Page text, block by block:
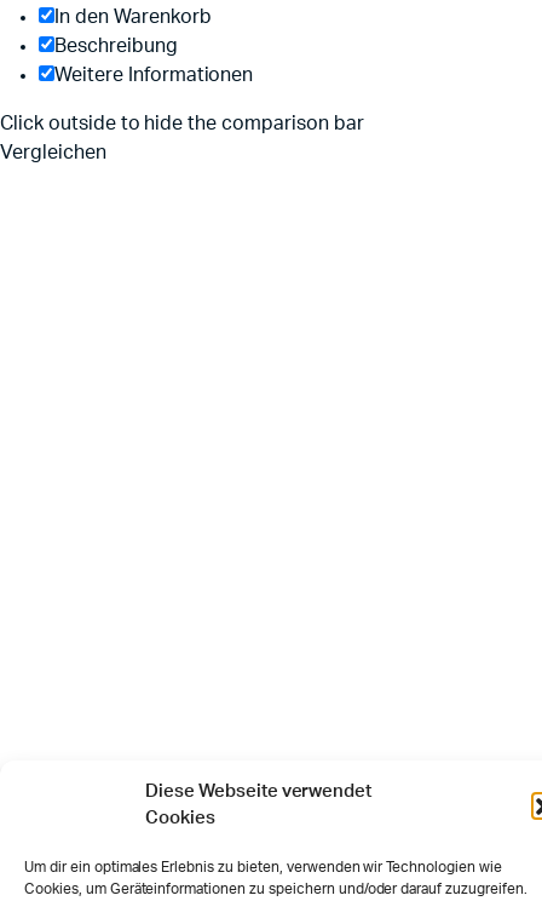
Diese Webseite verwendet
Cookies
Um dir ein optimales Erlebnis zu bieten, verwenden wir Technologien wie
Cookies, um Geräteinformationen zu speichern und/oder darauf zuzugreifen.
In den Warenkorb
Beschreibung
Weitere Informationen
Click outside to hide the comparison bar
Vergleichen